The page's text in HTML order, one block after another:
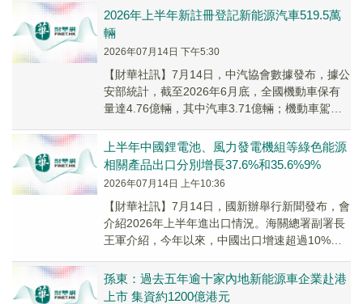
口增勢...
2026年上半年新註冊登記新能源汽車519.5萬
輛
2026年07月14日 下午5:30
【財華社訊】7月14日，中汽協會數據發布，據公
安部統計，截至2026年6月底，全國機動車保有
量達4.76億輛，其中汽車3.71億輛；機動車駕駛
上半年中國鋰電池、風力發電機組等綠色能源
相關產品出口分別增長37.6%和35.6%9%
2026年07月14日 上午10:36
【財華社訊】7月14日，國新辦舉行新聞發布，會
介紹2026年上半年進出口情況。海關總署副署長
王軍介紹，今年以來，中國出口增速超過10%，
孫東：過去五年逾十家內地新能源車企業赴港
上市 集資約1200億港元